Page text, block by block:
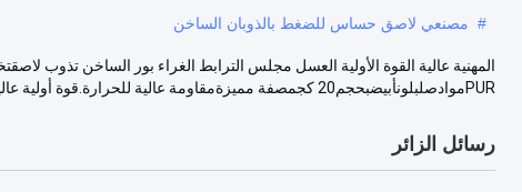
# مصنعي لاصق حساس للضغط بالذوبان الساخن
المهنية عالية القوة الأولية العسل مجلس الترابط الغراء بور الساخن تذوب
PURموادصلبلونأبيضبحجم20 كجمصفة مميزةمقاومة عالية للحرارة.قوة أولية عالية جدا.مج...
رسائل الزائر